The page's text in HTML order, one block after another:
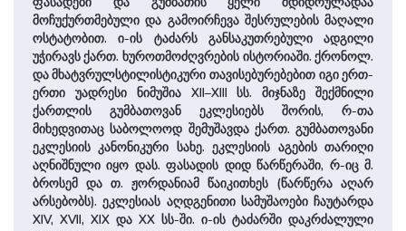
მოჩუქურთმებული და გამოირჩევა შესრულების მაღალი
ოსტატობით. ი-ის ტაძარს განსაკუთრებული ადგილი
უჭირავს ქართ. ხუროთმოძღვრების ისტორიაში. ქრონოლ.
და მხატვრულსტილისტიკური თავისებურებებით იგი ერთ-
ერთი უადრესი ნიმუშია XII–XIII სს. მიჯნაზე შექმნილი
ქართლის გუმბათოვან ეკლესიებს შორის, რ-თა
მიხედვითაც სა­ბო­ლოოდ შემუშავდა ქართ. გუმბათოვანი
ეკლესიის კა­ნო­ნი­კუ­რი სახე. ეკლესიის აგების თარიღი
აღნიშნული იყო დას. ფასადის დიდ წარწერაში, რ-იც მ.
ბროსემ და თ. ჟორდანიამ წაიკითხეს (წარწერა აღარ
არსებობს). ეკლესიას აღდგენითი სამუშაოები ჩაუტარდა
XIV, XVII, XIX და XX სს-ში. ი-ის ტაძარში დაკრძა­ლული